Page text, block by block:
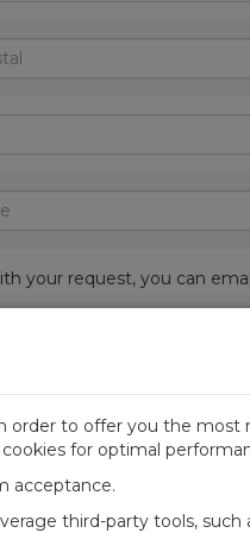
your request, you can
FRANCE
order to offer you the most
for optimal
acceptance.
third-party tools, such